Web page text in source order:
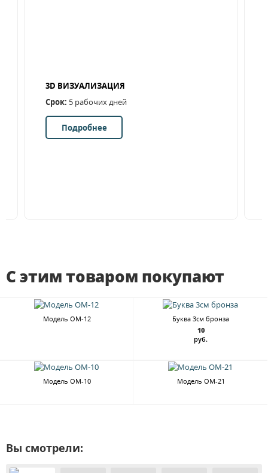
3D ВИЗУАЛИЗАЦИЯ
Срок: 5 рабочих дней
Подробнее
С этим товаром покупают
Модель ОМ-12
Буква 3см бронза
10
руб.
Модель ОМ-10 Модель ОМ-21
Вы смотрели: